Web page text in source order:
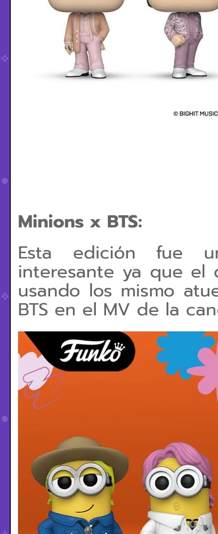
Minions x BTS:
Esta edición fue
interesante ya que el
usando los mismo
BTS en el MV de la